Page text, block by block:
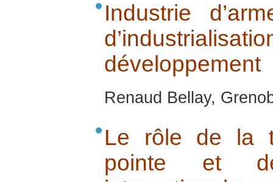
Industrie
développement
Renaud Bellay,
Le rôle de la
pointe et